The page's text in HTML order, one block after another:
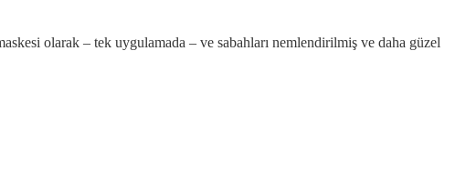
olarak – tek uygulamada – ve sabahları nemlendirilmiş ve daha güzel